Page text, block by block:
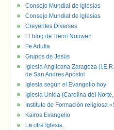
Consejo Mundial de Iglesias
Consejo Mundial de Iglesias
Creyentes Diverses
El blog de Henri Nouwen
Fe Adulta
Grupos de Jesús
Iglesia Anglicana Zaragoza
de San Andres Apóstol
Iglesia según el Evangelio hoy
Iglesia Unida (Carolina del
Instituto de Formación religiosa
Kairos Evangelio
La otra Iglesia.